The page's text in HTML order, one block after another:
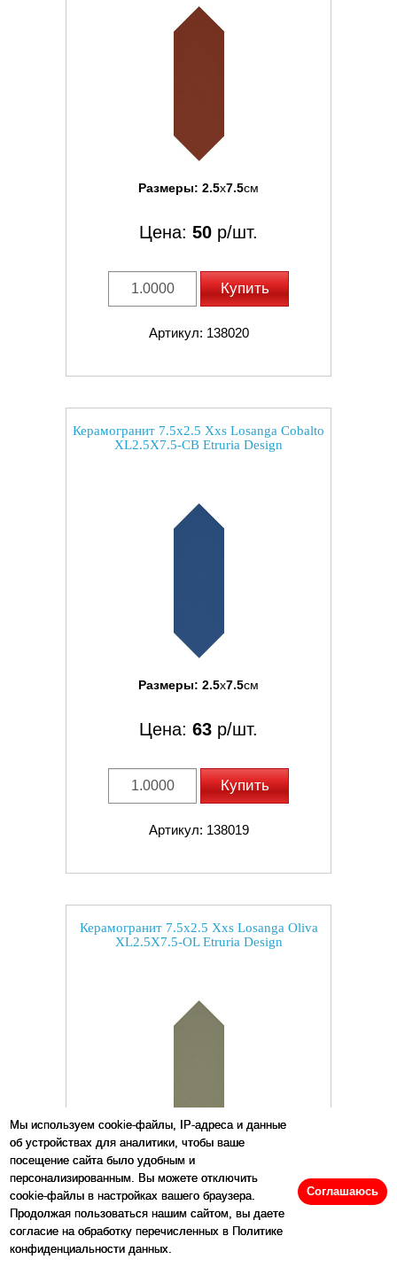
Мы используем cookie-файлы, IP-адреса и данные
об устройствах для аналитики, чтобы ваше
посещение сайта было удобным и
персонализированным. Вы можете отключить
cookie-файлы в настройках вашего браузера.
Продолжая пользоваться нашим сайтом, вы даете
согласие на обработку перечисленных в Политике
конфиденциальности данных.
Соглашаюсь
Размеры: 2.5x7.5см
Цена: 50 р/шт.
Купить
Артикул: 138020
Керамогранит 7.5x2.5 Xxs Losanga Cobalto
XL2.5X7.5-CB Etruria Design
Размеры: 2.5x7.5см
Цена: 63 р/шт.
Купить
Артикул: 138019
Керамогранит 7.5x2.5 Xxs Losanga Oliva
XL2.5X7.5-OL Etruria Design
Размеры:2.5x7.5см
Цена:50р/шт.